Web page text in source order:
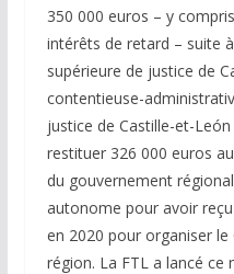
350 000 euros – y
intérêts de retard – suite
supérieure de justice de
contentieuse-
justice de Castille-et-
restituer 326 000 euros
du gouvernement
autonome pour avoir
en 2020 pour organiser
région. La FTL a lancé ce